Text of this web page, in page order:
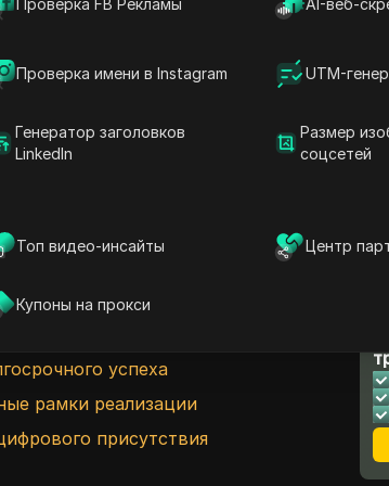
Проверка FB Рекламы AI-веб-
Проверка имени в Instagram UTM-
Генератор заголовков
LinkedIn
Размер
соцсетей
Топ видео-инсайты Центр
Купоны на прокси
показателей
возможность
игрового контента
для диверсифицированного
дохода
успеха
рамки реализации
присутствия